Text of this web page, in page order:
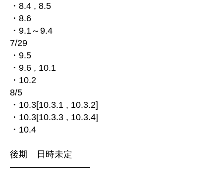
・8.4 , 8.5
・8.6
・9.1～9.4
7/29
・9.5
・9.6 , 10.1
・10.2
8/5
・10.3[10.3.1 , 10.3.2]
・10.3[10.3.3 , 10.3.4]
・10.4
後期 日時未定
—————————